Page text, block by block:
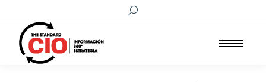
Buscar: